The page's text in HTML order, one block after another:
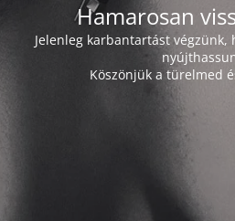
Hamarosan
Jelenleg karbantartást
Köszönjük a türelmed